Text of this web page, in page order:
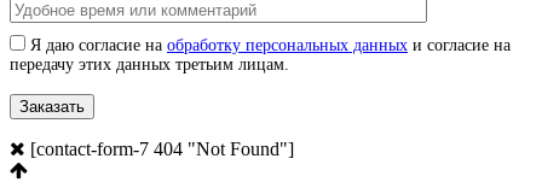
Я даю согласие на обработку персональных данных и согласие на
передачу этих данных третьим лицам.
[contact-form-7 404 "Not Found"]